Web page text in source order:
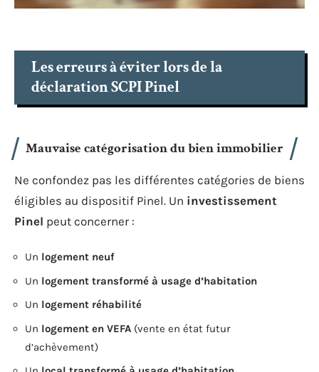
Les erreurs à éviter lors de la
déclaration SCPI Pinel
Mauvaise catégorisation du bien immobilier
Ne confondez pas les différentes catégories de biens
éligibles au dispositif Pinel. Un investissement
Pinel peut concerner :
Un logement neuf
Un logement transformé à usage d’habitation
Un logement réhabilité
Un logement en VEFA (vente en état futur
d’achèvement)